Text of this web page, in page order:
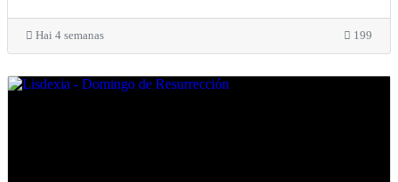
Hai 4 semanas 199